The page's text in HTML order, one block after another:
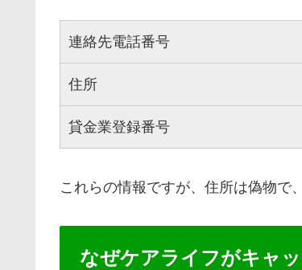
連絡先電話番号
住所
貸金業登録番号
これらの情報ですが、住所は偽物で
なぜケアライフがキャ